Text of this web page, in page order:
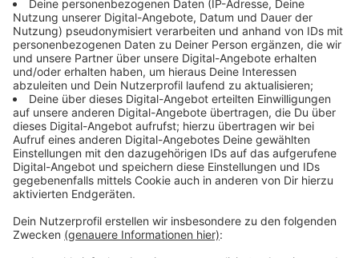
zahlreichen Online-Fachvorträgen teilnehmen, unter
anderem zu den Themen Studienwahl, Bewerbung und
Studienfinanzierung, sowie sich auch persönlich
beraten lassen. Außerdem werden verschiedene
Studiengänge vorgestellt. Die Veranstaltung startet
Morgen (13. Juni) um 16 Uhr und endet um 20:30 Uhr.
Wer es nicht schafft vorbeizukommen, kann sich auch
telefonisch oder per Chat beim Studierendenservice
informieren.
Anzeige